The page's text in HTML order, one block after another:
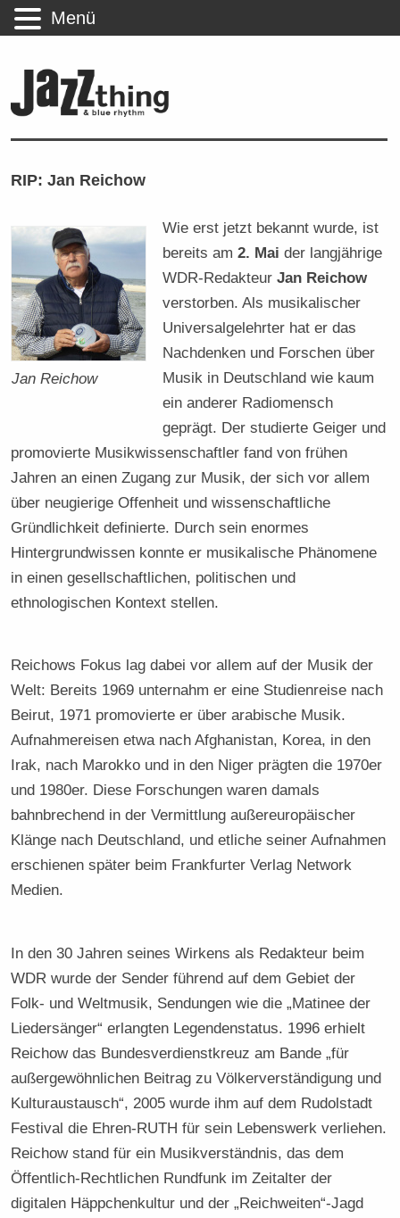
RIP: Jan Reichow
Jan Reichow
Wie erst jetzt bekannt wurde, ist
bereits am2. Mai der langjährige
WDR-RedakteurJan Reichow
verstorben. Als musikalischer
Universalgelehrter hat er das
Nachdenken und Forschen über
Musik in Deutschland wie kaum
ein anderer Radiomensch
geprägt. Der studierte Geiger und
promovierte Musikwissenschaftler fand von frühen
Jahren an einen Zugang zur Musik, der sich vor allem
über neugierige Offenheit und wissenschaftliche
Gründlichkeit definierte. Durch sein enormes
Hintergrundwissen konnte er musikalische Phänomene
in einen gesellschaftlichen, politischen und
ethnologischen Kontext stellen.
Reichows Fokus lag dabei vor allem auf der Musik der
Welt: Bereits 1969 unternahm er eine Studienreise nach
Beirut, 1971 promovierte er über arabische Musik.
Aufnahmereisen etwa nach Afghanistan, Korea, in den
Irak, nach Marokko und in den Niger prägten die 1970er
und 1980er. Diese Forschungen waren damals
bahnbrechend in der Vermittlung außereuropäischer
Klänge nach Deutschland, und etliche seiner Aufnahmen
erschienen später beim Frankfurter Verlag Network
Medien.
In den 30 Jahren seines Wirkens als Redakteur beim
WDR wurde der Sender führend auf dem Gebiet der
Folk- und Weltmusik, Sendungen wie die „Matinee der
Liedersänger“ erlangten Legendenstatus. 1996 erhielt
Reichow das Bundesverdienstkreuz am Bande „für
außergewöhnlichen Beitrag zu Völkerverständigung und
Kulturaustausch“, 2005 wurde ihm auf dem Rudolstadt
Festival die Ehren-RUTH für sein Lebenswerk verliehen.
Reichow stand für ein Musikverständnis, das dem
Öffentlich-Rechtlichen Rundfunk im Zeitalter der
digitalen Häppchenkultur und der „Reichweiten“-Jagd
Menü